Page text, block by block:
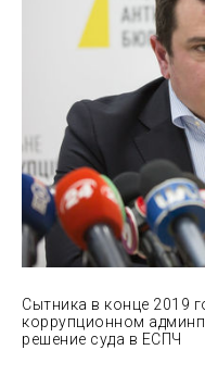
Сытника в конце 2019
коррупционном
решение суда в ЕСПЧ